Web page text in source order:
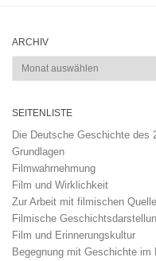
ARCHIV
Archiv
SEITENLISTE
Die Deutsche Geschichte des
Grundlagen
Filmwahrnehmung
Film und Wirklichkeit
Zur Arbeit mit filmischen
Filmische
Film und Erinnerungskultur
Begegnung mit Geschichte im